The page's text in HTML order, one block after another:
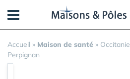
Accueil » Maison de santé » Occitanie
Perpignan
Panneau de gestion des cookies